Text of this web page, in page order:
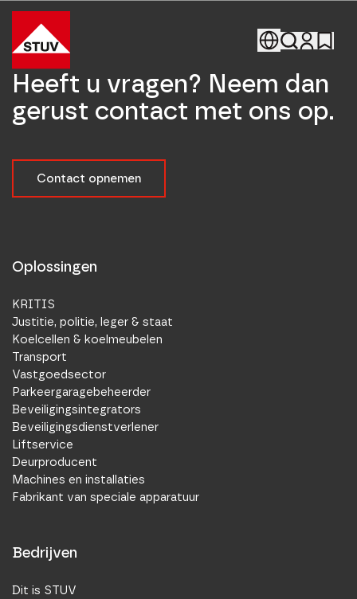
Go To the Homepage
Heeft u vragen? Neem dan
gerust contact met ons op.
Contact opnemen
Oplossingen
KRITIS
Justitie, politie, leger & staat
Koelcellen & koelmeubelen
Transport
Vastgoedsector
Parkeergaragebeheerder
Beveiligingsintegrators
Beveiligingsdienstverlener
Liftservice
Deurproducent
Machines en installaties
Fabrikant van speciale apparatuur
Bedrijven
Dit is STUV